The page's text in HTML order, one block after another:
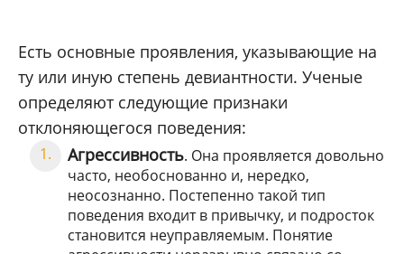
Есть основные проявления, указывающие на
ту или иную степень девиантности. Ученые
определяют следующие признаки
отклоняющегося поведения:
Агрессивность. Она проявляется довольно
часто, необоснованно и, нередко,
неосознанно. Постепенно такой тип
поведения входит в привычку, и подросток
становится неуправляемым. Понятие